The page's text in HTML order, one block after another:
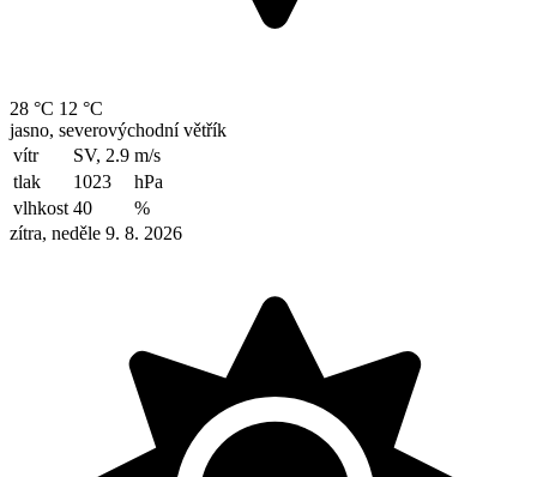
28 °C 12 °C
jasno, severovýchodní větřík
vítr
SV, 2.9 m/s
tlak
1023
hPa
vlhkost 40
%
zítra, neděle 9. 8. 2026